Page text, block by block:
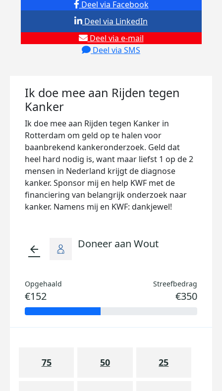
Deel via Facebook
Deel via e-mail
Deel via SMS
Deel via LinkedIn
Ik doe mee aan Rijden tegen
Kanker
Ik doe mee aan Rijden tegen Kanker in
Rotterdam om geld op te halen voor
baanbrekend kankeronderzoek. Geld dat
heel hard nodig is, want maar liefst 1 op de 2
mensen in Nederland krijgt de diagnose
kanker. Sponsor mij en help KWF met de
financiering van belangrijk onderzoek naar
kanker. Namens mij en KWF: dankjewel!
arrow_back Doneer aan Wout
Opgehaald
€152
Streefbedrag
€350
75 50 25